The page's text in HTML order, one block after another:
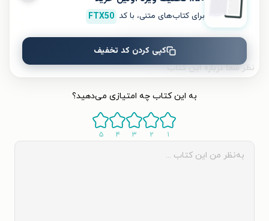
۳۴۴ صفحه
قیمت کتاب ۲۲۵۰۰۰ تومان
نظر شما دربارهٔ این کتاب
به این کتاب چه امتیازی می‌دهید؟
۱ ۲ ۳ ۴ ۵
برای کتاب‌های متنی، با کد FTX50
کپی کردن کد تخفیف